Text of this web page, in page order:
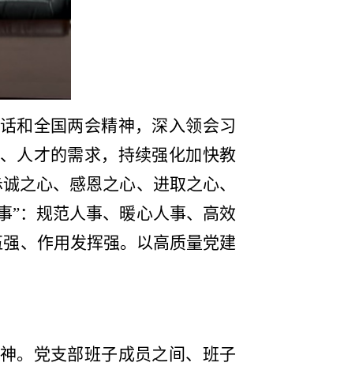
和全国两会精神，深入领会习
人才的需求，持续强化加快教
之心、感恩之心、进取之心、
”：规范人事、暖心人事、高效
、作用发挥强。以高质量党建
。党支部班子成员之间、班子